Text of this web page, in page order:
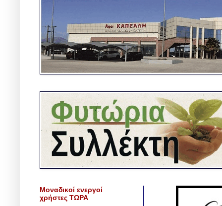
Μοναδικοί ενεργοί
χρήστες ΤΩΡΑ